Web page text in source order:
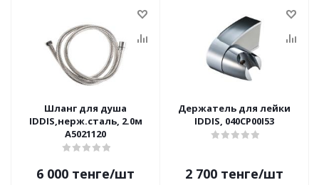
Шланг для душа
IDDIS,нерж.сталь, 2.0м
A5021120
6 000 тенге/шт
Держатель для лейки
IDDIS, 040CP00I53
2 700 тенге/шт